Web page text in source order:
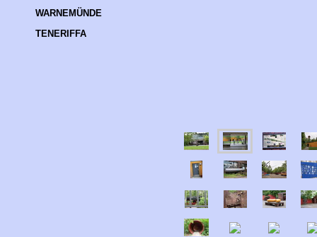
WARNEMÜNDE
TENERIFFA